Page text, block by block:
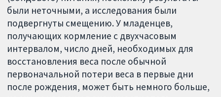
были неточными, а исследования были
подвергнуты смещению. У младенцев,
получающих кормление с двухчасовым
интервалом, число дней, необходимых для
восстановления веса после обычной
первоначальной потери веса в первые дни
после рождения, может быть немного больше,